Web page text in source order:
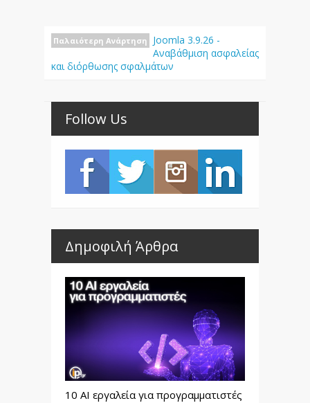
Παλαιότερη Ανάρτηση
Joomla 3.9.26 -
Αναβάθμιση ασφαλείας
και διόρθωσης σφαλμάτων
Follow Us
Δημοφιλή Άρθρα
10 AI εργαλεία για προγραμματιστές